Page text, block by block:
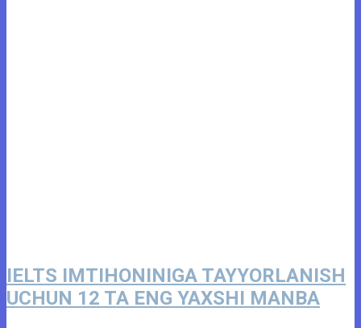
IELTS IMTIHONINIGA TAYYORLANISH
UCHUN 12 TA ENG YAXSHI MANBA